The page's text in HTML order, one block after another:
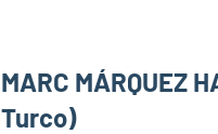
MARC MÁRQUEZ
Turco)